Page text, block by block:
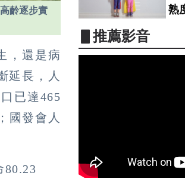
齡逐步實
，還是病
延長，人
已達465
國發會人
80.23
熟
▋推薦影音